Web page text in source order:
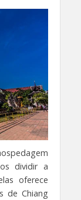
dividir a
oferece
de Chiang